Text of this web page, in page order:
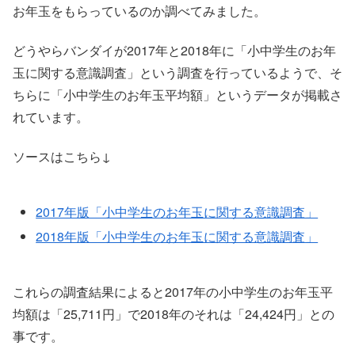
お年玉をもらっているのか調べてみました。
どうやらバンダイが2017年と2018年に「小中学生のお年
玉に関する意識調査」という調査を行っているようで、そ
ちらに「小中学生のお年玉平均額」というデータが掲載さ
れています。
ソースはこちら↓
2017年版「小中学生のお年玉に関する意識調査」
2018年版「小中学生のお年玉に関する意識調査」
これらの調査結果によると2017年の小中学生のお年玉平
均額は「25,711円」で2018年のそれは「24,424円」との
事です。